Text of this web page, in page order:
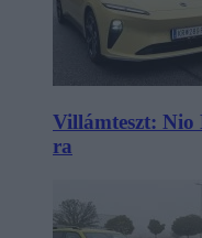
Villámteszt: Nio
ra